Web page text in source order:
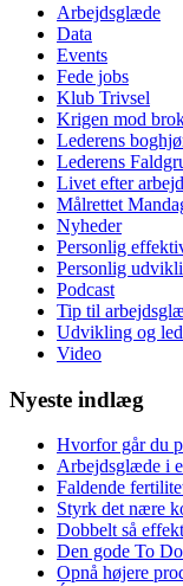
Arbejdsglæde
Data
Events
Fede jobs
Klub Trivsel
Krigen mod
Lederens
Lederens
Livet efter
Målrettet
Nyheder
Personlig
Personlig
Podcast
Tip til
Udvikling og
Video
Nyeste indlæg
Hvorfor går du
Arbejdsglæde i
Faldende
Styrk det nære
Dobbelt så
Den gode To
Opnå højere